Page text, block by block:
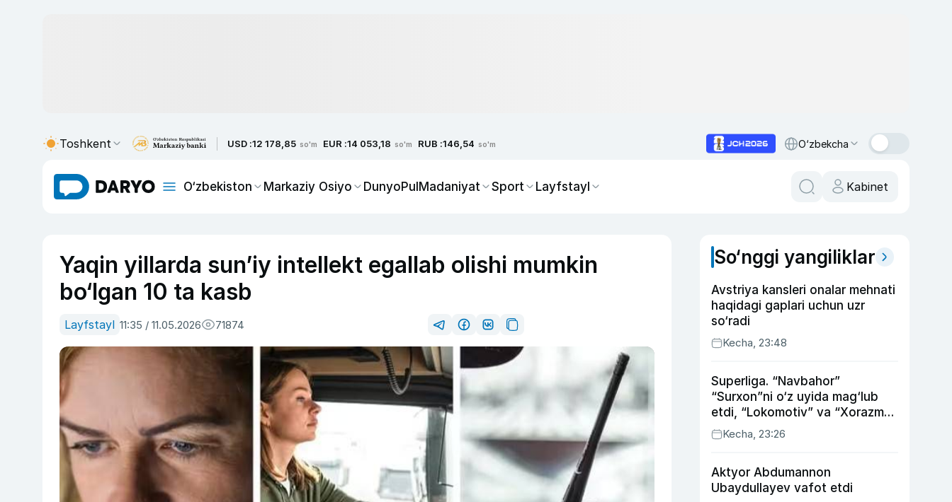
Toshkent USD :12 178,85 so'm EUR :14 053,18 so'm RUB :146,54 so'm O‘zbekcha
O‘zbekiston Markaziy Osiyo DunyoPulMadaniyat Sport Layfstayl Kabinet
Yaqin yillarda sun’iy intellekt egallab olishi mumkin
bo‘lgan 10 ta kasb
Layfstayl 11:35 / 11.05.2026 71874
So‘nggi yangiliklar
Avstriya kansleri onalar mehnati
haqidagi gaplari uchun uzr
so‘radi
Kecha, 23:48
Superliga. “Navbahor”
“Surxon”ni o‘z uyida mag‘lub
etdi, “Lokomotiv” va “Xorazm”
uyda g‘alaba qozondi
Kecha, 23:26
Aktyor Abdu­mannon
Ubaydullayev vafot etdi